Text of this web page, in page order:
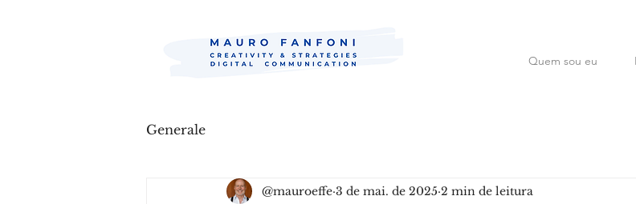
Quem sou eu
Generale
@mauroeffe 3 de mai. de 2025 2 min de leitura